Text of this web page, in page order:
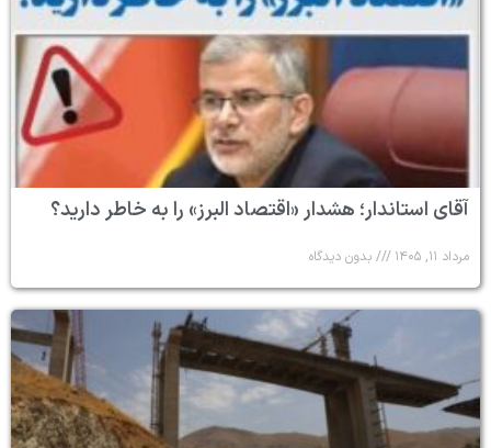
آقای استاندار؛ هشدار «اقتصاد البرز» را به خاطر دارید؟
مرداد ۱۱, ۱۴۰۵ بدون دیدگاه